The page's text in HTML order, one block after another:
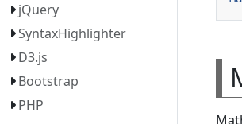
jQuery
SyntaxHighlighter
D3.js
Bootstrap
PHP